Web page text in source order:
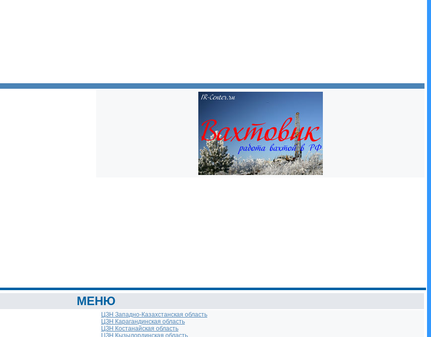
МЕНЮ
ЦЗН Западно-Казахстанская область
ЦЗН Карагандинская область
ЦЗН Костанайская область
ЦЗН Кызылординская область